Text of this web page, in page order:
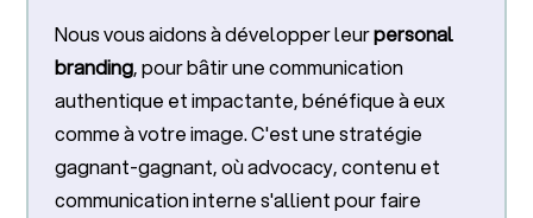
Nous vous aidons à développer leurpersonal
branding, pour bâtir une communication
authentique et impactante, bénéfique à eux
comme à votre image. C'est une stratégie
gagnant-gagnant, où advocacy, contenu et
communication interne s'allient pour faire